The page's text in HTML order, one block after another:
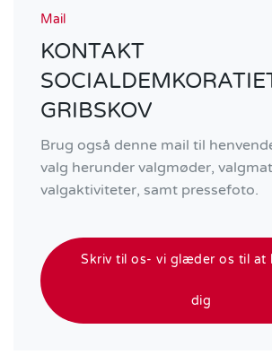
Mail
KONTAKT
GRIBSKOV
Brug også denne mail til
valg herunder valgmøder,
valgaktiviteter, samt pressefoto.
Skriv til os- vi glæder os til at
dig